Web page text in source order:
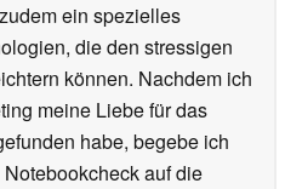
ein spezielles
die den stressigen
können. Nachdem ich
meine Liebe für das
habe, begebe ich
auf die